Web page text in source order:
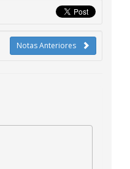
Notas Anteriores